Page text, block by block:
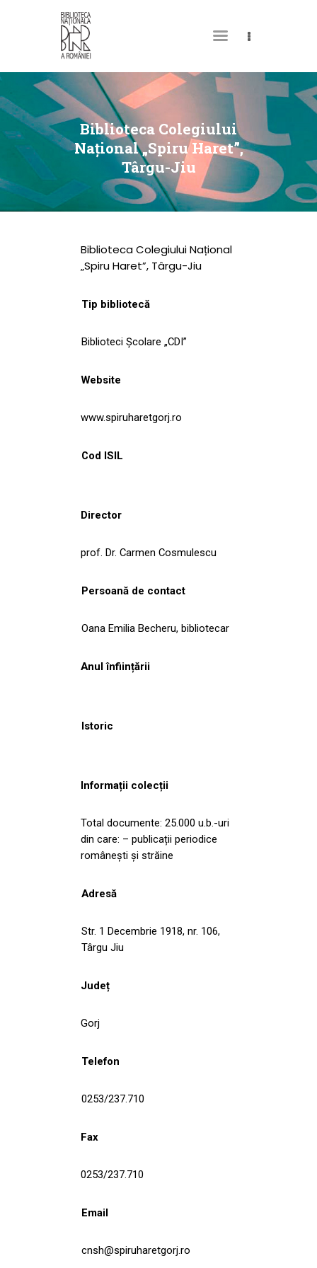
Biblioteca Colegiului
Național „Spiru Haret”,
Târgu-Jiu
DESPRE NOI
PERMISUL MEU DE
BIBLIOTECĂ
CATALOAGE ȘI
COLECȚII
BIBLIOTECA DIGITALĂ
EVENIMENTE
CULTURALE
NOUTĂȚI
Biblioteca Colegiului Național
„Spiru Haret”, Târgu-Jiu
Tip bibliotecă
Biblioteci Școlare „CDI”
Website
www.spiruharetgorj.ro
Cod ISIL
Director
prof. Dr. Carmen Cosmulescu
Persoană de contact
Oana Emilia Becheru, bibliotecar
Anul înființării
Istoric
Informații colecții
Total documente: 25.000 u.b.-uri
din care: – publicații periodice
românești și străine
Adresă
Str. 1 Decembrie 1918, nr. 106,
Târgu Jiu
Județ
Gorj
Telefon
0253/237.710
Fax
0253/237.710
Email
cnsh@spiruharetgorj.ro